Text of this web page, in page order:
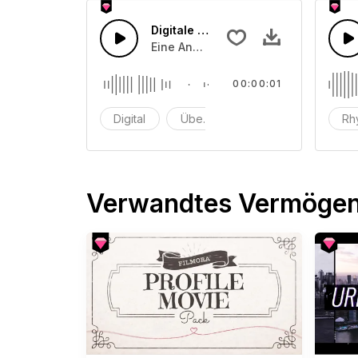
Digitale Übertragung Piepton
Eine Anzahl digitaler Dateien wird
Digital Übertragung elektrisches
00:00:01
Verwandtes